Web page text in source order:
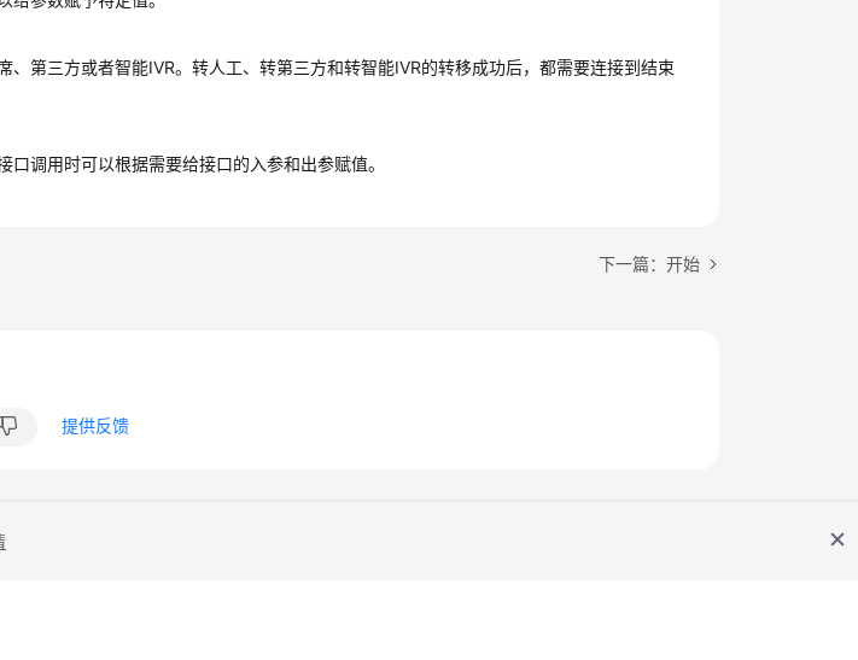
、第三方或者智能IVR。转人工、转第三方和转智能IVR的转移成功后，都需要连接到结束
调用时可以根据需要给接口的入参和出参赋值。
下一篇：开始
提供反馈